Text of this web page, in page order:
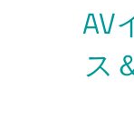
AV
ス